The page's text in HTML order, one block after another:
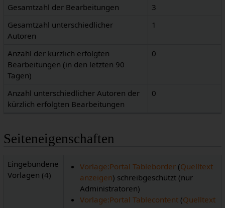
Gesamtzahl der Bearbeitungen
3
Gesamtzahl unterschiedlicher
Autoren
1
Anzahl der kürzlich erfolgten
Bearbeitungen (in den letzten 90
Tagen)
0
Anzahl unterschiedlicher Autoren der
kürzlich erfolgten Bearbeitungen
0
Seiteneigenschaften
Eingebundene
Vorlagen (4)
Vorlage:Portal Tableborder(Quelltext
anzeigen) schreibgeschützt (nur
Administratoren)
Vorlage:Portal Tablecontent(Quelltext